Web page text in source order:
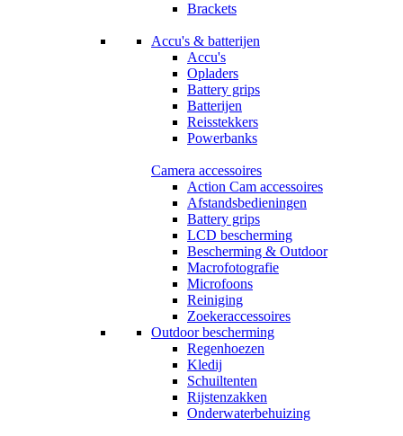
Brackets
Accu's & batterijen
Accu's
Opladers
Battery grips
Batterijen
Reisstekkers
Powerbanks
Camera accessoires
Action Cam accessoires
Afstandsbedieningen
Battery grips
LCD bescherming
Bescherming & Outdoor
Macrofotografie
Microfoons
Reiniging
Zoekeraccessoires
Outdoor bescherming
Regenhoezen
Kledij
Schuiltenten
Rijstenzakken
Onderwaterbehuizing